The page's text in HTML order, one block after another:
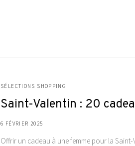
SÉLECTIONS SHOPPING
Saint-Valentin : 20
6 FÉVRIER 2025
Offrir un cadeau à une femme pour la